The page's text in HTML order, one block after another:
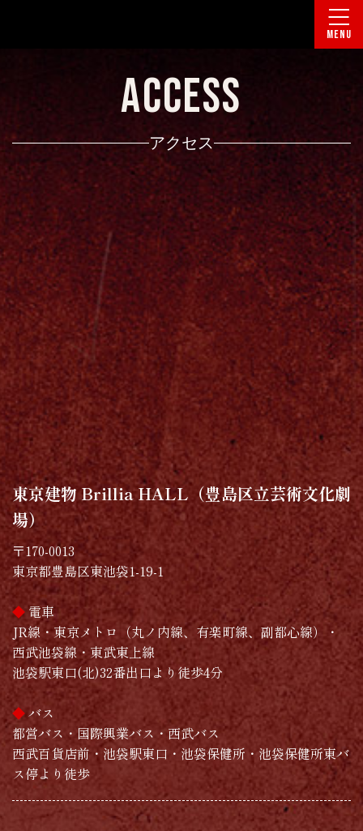
MENU
ACCESS
アクセス
東京建物 Brillia HALL（豊島区立芸術文化劇
場）
〒170-0013
東京都豊島区東池袋1-19-1
◆ 電車
JR線・東京メトロ（丸ノ内線、有楽町線、副都心線）・
西武池袋線・東武東上線
池袋駅東口(北)32番出口より徒歩4分
◆バス
都営バス・国際興業バス・西武バス
西武百貨店前・池袋駅東口・池袋保健所・池袋保健所東バ
ス停より徒歩